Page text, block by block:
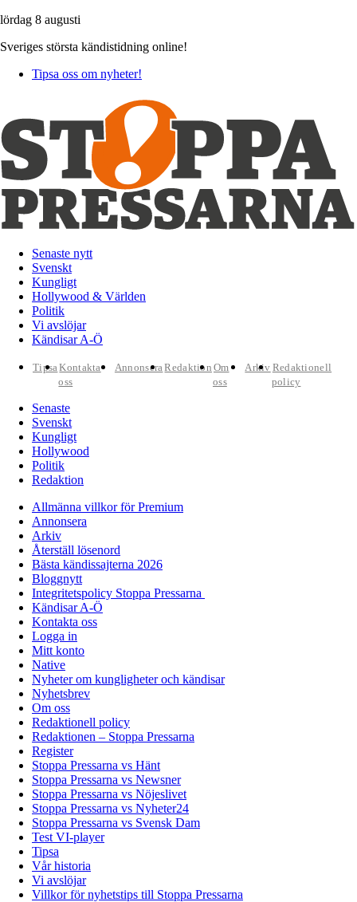
lördag 8 augusti
Sveriges största kändistidning online!
Tipsa oss om nyheter!
Senaste nytt
Svenskt
Kungligt
Hollywood & Världen
Politik
Vi avslöjar
Kändisar A-Ö
TipsaKontakta
oss
AnnonseraRedaktion Om
oss
Arkiv Redaktionell
policy
Senaste
Svenskt
Kungligt
Hollywood
Politik
Redaktion
Allmänna villkor för Premium
Annonsera
Arkiv
Återställ lösenord
Bästa kändissajterna 2026
Bloggnytt
Integritetspolicy Stoppa Pressarna
Kändisar A-Ö
Kontakta oss
Logga in
Mitt konto
Native
Nyheter om kungligheter och kändisar
Nyhetsbrev
Om oss
Redaktionell policy
Redaktionen – Stoppa Pressarna
Register
Stoppa Pressarna vs Hänt
Stoppa Pressarna vs Newsner
Stoppa Pressarna vs Nöjeslivet
Stoppa Pressarna vs Nyheter24
Stoppa Pressarna vs Svensk Dam
Test VI-player
Tipsa
Vår historia
Vi avslöjar
Villkor för nyhetstips till Stoppa Pressarna